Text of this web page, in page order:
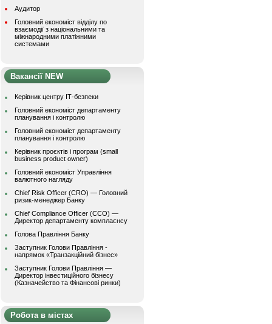
Аудитор
Головний економіст відділу по
взаємодії з національними та
міжнародними платіжними
системами
Вакансії NEW
Керівник центру ІТ-безпеки
Головний економіст департаменту
планування і контролю
Головний економіст департаменту
планування і контролю
Керівник проєктів і програм (small
business product owner)
Головний економіст Управління
валютного нагляду
Chief Risk Officer (CRO) — Головний
ризик-менеджер Банку
Chief Compliance Officer (CCO) —
Директор департаменту комплаєнсу
Голова Правління Банку
Заступник Голови Правління -
напрямок «Транзакційний бізнес»
Заступник Голови Правління —
Директор інвестиційного бізнесу
(Казначейство та Фінансові ринки)
Робота в містах